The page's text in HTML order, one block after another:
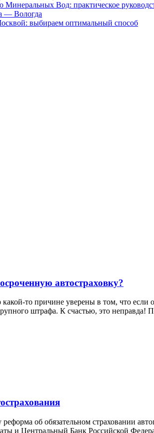
Минеральных Вод: практическое
— Вологда
выбираем оптимальный способ
автостраховку?
то причине уверены в том, что
штрафа. К счастью, это неправда!
об обязательном страховании
и Центральный Банк Российской